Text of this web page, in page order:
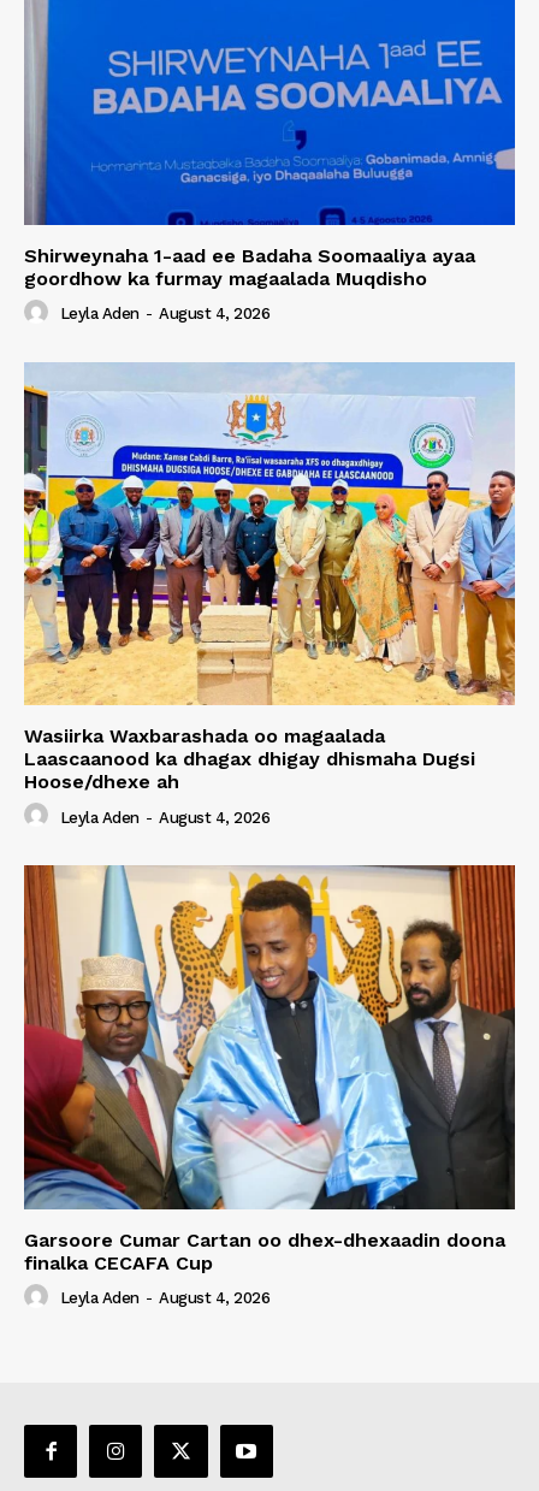
Shirweynaha 1-aad ee Badaha Soomaaliya ayaa
goordhow ka furmay magaalada Muqdisho
Leyla Aden - August 4, 2026
Wasiirka Waxbarashada oo magaalada
Laascaanood ka dhagax dhigay dhismaha Dugsi
Hoose/dhexe ah
Leyla Aden - August 4, 2026
Garsoore Cumar Cartan oo dhex-dhexaadin doona
finalka CECAFA Cup
Leyla Aden - August 4, 2026